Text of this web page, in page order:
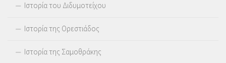
Ιστορία του Διδυμοτείχου
Ιστορία της Ορεστιάδος
Ιστορία της Σαμοθράκης